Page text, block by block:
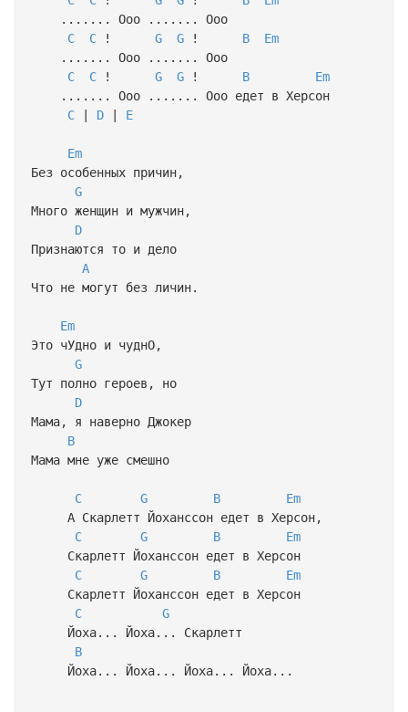
....... Ooo ....... Ooo
C
C! G G! B
Em
....... Ooo ....... Ooo
C
C! G G! B
Em
....... Ooo ....... Ooo едет в Херсон
C| D| E
Em
Без особенных причин,
G
Много женщин и мужчин,
D
Признаются то и дело
A
Что не могут без личин.
Em
Это чУдно и чуднО,
G
Тут полно героев, но
D
Мама, я наверно Джокер
B
Мама мне уже смешно
C G B
Em
А Скарлетт Йоханссон едет в Херсон,
C
G B
Em
Скарлетт Йоханссон едет в Херсон
C
G B
Em
Скарлетт Йоханссон едет в Херсон
C
G
Йоха... Йоха... Скарлетт
B
Йоха... Йоха... Йоха... Йоха...